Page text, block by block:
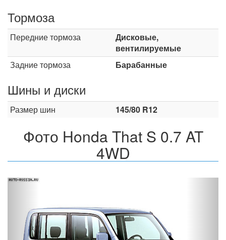
Тормоза
Передние тормоза
Дисковые,
вентилируемые
Задние тормоза
Барабанные
Шины и диски
Размер шин 145/80 R12
Фото Honda That S 0.7 AT
4WD
Назад